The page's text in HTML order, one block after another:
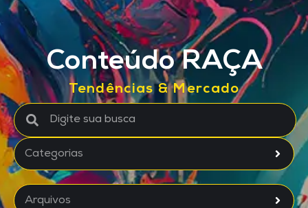
Conteúdo RAÇA
Tendências & Mercado
Categorias
Arquivos